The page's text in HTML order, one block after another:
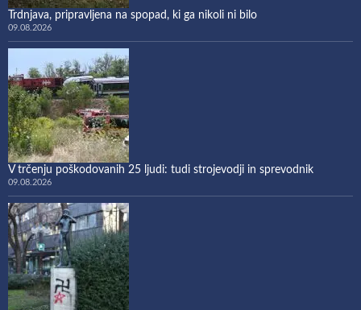
Trdnjava, pripravljena na spopad, ki ga nikoli ni bilo
09.08.2026
V trčenju poškodovanih 25 ljudi: tudi strojevodji in sprevodnik
09.08.2026